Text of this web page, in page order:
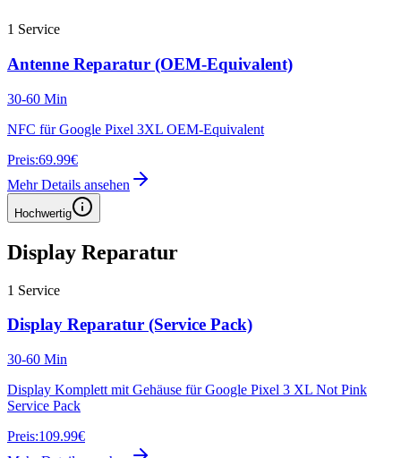
1 Service
Antenne Reparatur (OEM-Equivalent)
30-60 Min
NFC für Google Pixel 3XL OEM-Equivalent
Preis:69.99€
Mehr Details ansehen
Hochwertig
Display Reparatur
1 Service
Display Reparatur (Service Pack)
30-60 Min
Display Komplett mit Gehäuse für Google Pixel 3 XL Not Pink
Service Pack
Preis:109.99€